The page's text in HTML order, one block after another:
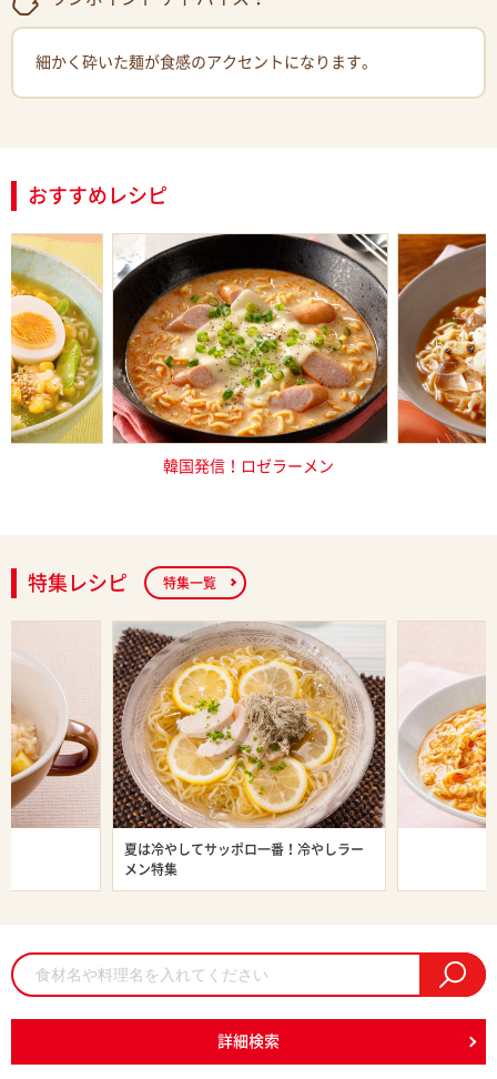
細かく砕いた麺が食感のアクセントになります。
おすすめレシピ
韓国発信！ロゼラーメン
特集レシピ 特集一覧
夏は冷やしてサッポロ一番！冷やしラー
メン特集
詳細検索